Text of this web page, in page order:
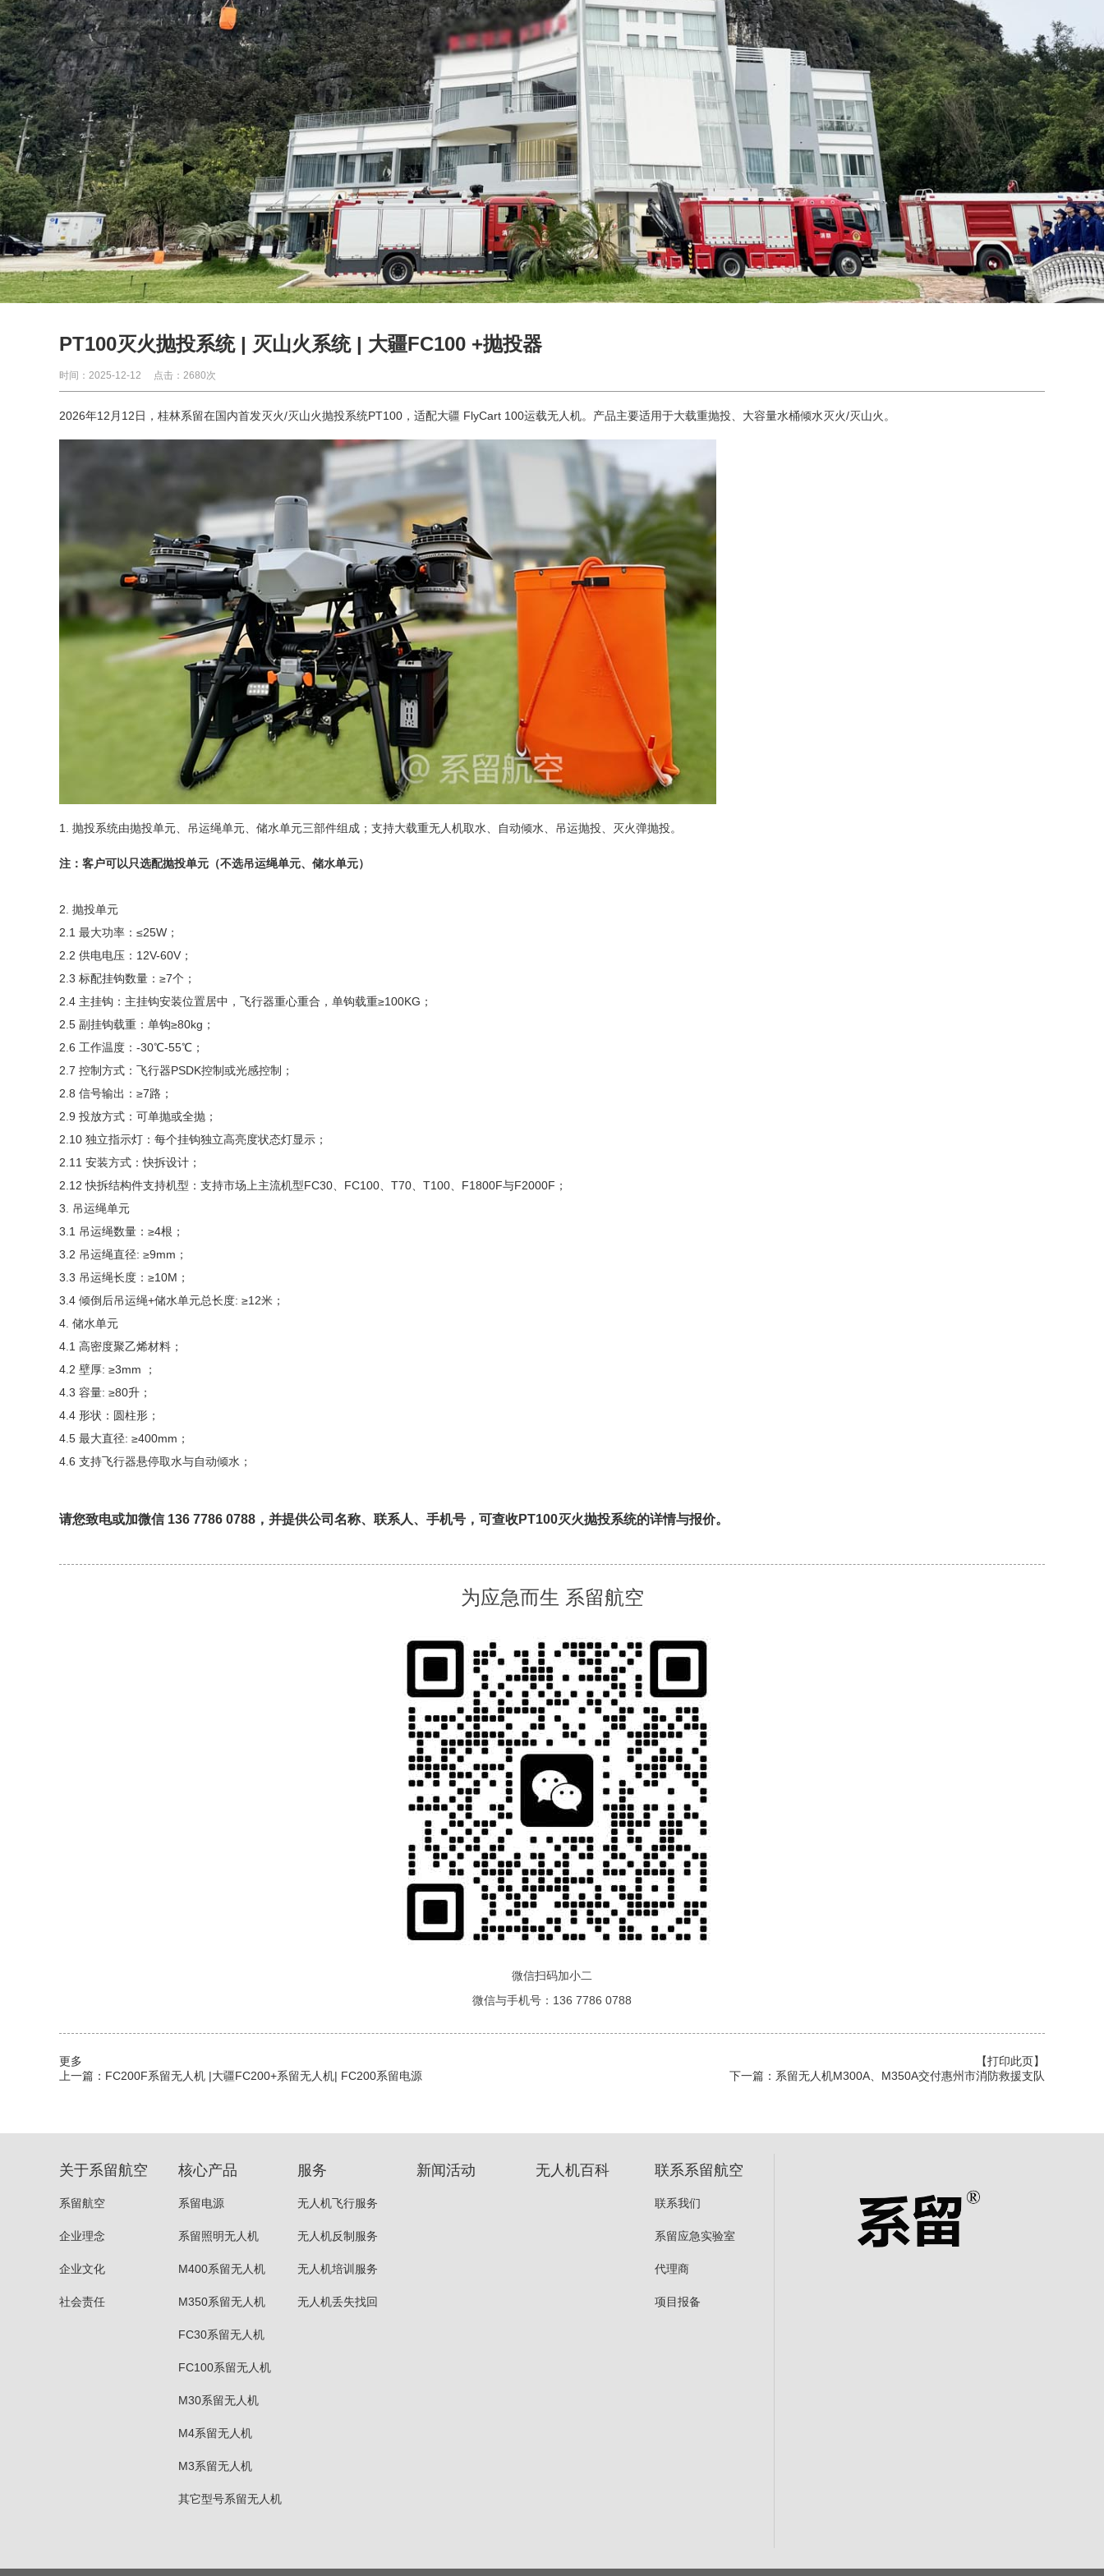
PT100灭火抛投系统 | 灭山火系统 | 大疆FC100 +抛投器
时间：2025-12-12 点击：2680次
2026年12月12日，桂林系留在国内首发灭火/灭山火抛投系统PT100，适配大疆 FlyCart 100运载无人机。产品主要适用于大载重抛投、大容量水桶倾水灭火/灭山火。
1. 抛投系统由抛投单元、吊运绳单元、储水单元三部件组成；支持大载重无人机取水、自动倾水、吊运抛投、灭火弹抛投。
注：客户可以只选配抛投单元（不选吊运绳单元、储水单元）
2. 抛投单元
2.1 最大功率：≤25W；
2.2 供电电压：12V-60V；
2.3 标配挂钩数量：≥7个；
2.4 主挂钩：主挂钩安装位置居中，飞行器重心重合，单钩载重≥100KG；
2.5 副挂钩载重：单钩≥80kg；
2.6 工作温度：-30℃-55℃；
2.7 控制方式：飞行器PSDK控制或光感控制；
2.8 信号输出：≥7路；
2.9 投放方式：可单抛或全抛；
2.10 独立指示灯：每个挂钩独立高亮度状态灯显示；
2.11 安装方式：快拆设计；
2.12 快拆结构件支持机型：支持市场上主流机型FC30、FC100、T70、T100、F1800F与F2000F；
3. 吊运绳单元
3.1 吊运绳数量：≥4根；
3.2 吊运绳直径: ≥9mm；
3.3 吊运绳长度：≥10M；
3.4 倾倒后吊运绳+储水单元总长度: ≥12米；
4. 储水单元
4.1 高密度聚乙烯材料；
4.2 壁厚: ≥3mm ；
4.3 容量: ≥80升；
4.4 形状：圆柱形；
4.5 最大直径: ≥400mm；
4.6 支持飞行器悬停取水与自动倾水；
请您致电或加微信 136 7786 0788，并提供公司 名称、联系人、手机号， 可查收PT100灭火抛投系统的详情与报价。
为应急而生 系留航空
微信扫码加小二
微信与手机号：136 7786 0788
更多
【打印此页】
上一篇： FC200F系留无人机 |大疆FC200+系留无人机| FC200系留电源 下一篇： 系留无人机M300A、M350A交付惠州市消防救援支队
关于系留航空
系留航空
企业理念
企业文化
社会责任
核心产品
系留电源
系留照明无人机
M400系留无人机
M350系留无人机
FC30系留无人机
FC100系留无人机
M30系留无人机
M4系留无人机
M3系留无人机
其它型号系留无人机
服务
无人机飞行服务
无人机反制服务
无人机培训服务
无人机丢失找回
新闻活动 无人机百科 联系系留航空
联系我们
系留应急实验室
代理商
项目报备